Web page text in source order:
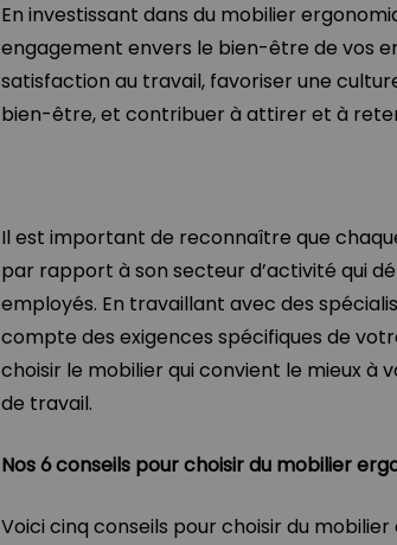
En investissant dans du mobilier
engagement envers le bien-être de vos
satisfaction au travail, favoriser une
bien-être, et contribuer à attirer et à
Il est important de reconnaître que
par rapport à son secteur d’activité qui
employés. En travaillant avec des
compte des exigences spécifiques de
choisir le mobilier qui convient le mieux
de travail.
Nos 6 conseils pour choisir du mobilier
Voici cinq conseils pour choisir du